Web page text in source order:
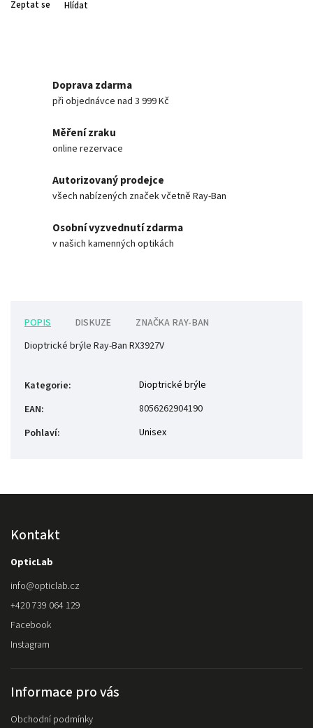
Zeptat se Hlídat
Doprava zdarma
při objednávce nad 3 999 Kč
Měření zraku
online rezervace
Autorizovaný prodejce
všech nabízených značek včetně Ray-Ban
Osobní vyzvednutí zdarma
v našich kamenných optikách
POPIS DISKUZE ZNAČKA RAY-BAN
Dioptrické brýle Ray-Ban RX3927V
Kategorie:
Dioptrické brýle
EAN:
8056262904190
Pohlaví: Unisex
Kontakt
OpticLab
info@opticlab.cz
+420 739 064 129
Facebook
Instagram
Informace pro vás
Obchodní podmínky